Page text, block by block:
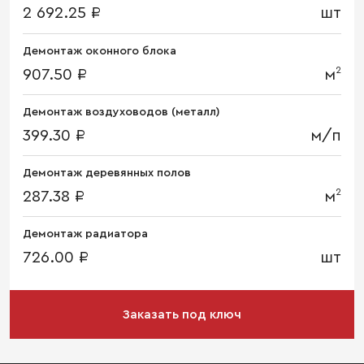
2 692.25 ₽ шт
Демонтаж оконного блока
907.50 ₽ м2
Демонтаж воздуховодов (металл)
399.30 ₽ м/п
Демонтаж деревянных полов
287.38 ₽ м2
Демонтаж радиатора
726.00 ₽ шт
Заказать под ключ